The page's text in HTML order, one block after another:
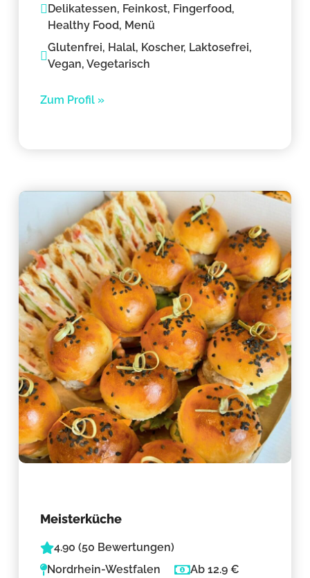
Delikatessen, Feinkost, Fingerfood,
Healthy Food, Menü
Glutenfrei, Halal, Koscher, Laktosefrei,
Vegan, Vegetarisch
Zum Profil »
Meisterküche
4.90 (50 Bewertungen)
Nordrhein-Westfalen
Ab 12.9 €